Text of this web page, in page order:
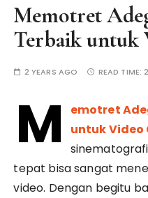
Memotret
Terbaik untuk
2 YEARS AGO READ TIME:
M
emotret
untuk
tepat bisa sangat
video. Dengan begitu